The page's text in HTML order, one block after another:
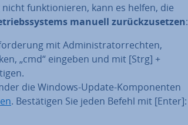
funk­tio­nie­ren, kann es helfen, die
manuell zu­rück­zu­set­zen:
mit Ad­mi­nis­tra­tor­rech­ten,
„cmd“ eingeben und mit [Strg] +
die Windows-Update-Kom­po­nen­ten
. Be­stä­ti­gen Sie jeden Befehl mit [Enter]: